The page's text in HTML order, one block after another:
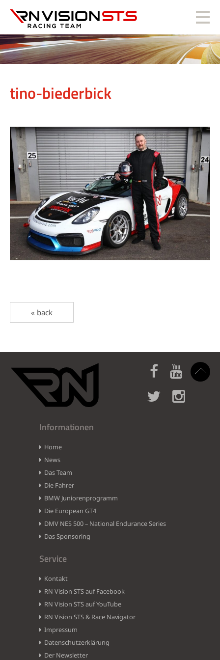
RN Vision STS
tino-biederbick
« back
Informationen
Home
News
Das Team
Die Fahrer
BMW Juniorenprogramm
Die European GT4
DMV NES 500 – National Endurance Series
Das Sponsoring
Service
Kontakt
RN Vision STS auf Facebook
RN Vision STS auf YouTube
RN Vision STS & Race Navigator
Impressum
Datenschutzerklärung
Der Newsletter